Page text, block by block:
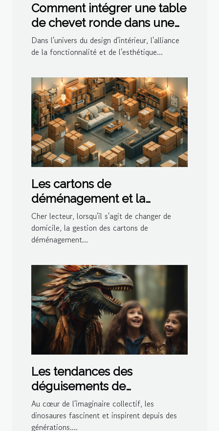
Comment intégrer une table
de chevet ronde dans une
décoration moderne
Dans l'univers du design d'intérieur, l'alliance
de la fonctionnalité et de l'esthétique...
Les cartons de
déménagement et la
gestion de l'espace dans le
logement
Cher lecteur, lorsqu'il s'agit de changer de
domicile, la gestion des cartons de
déménagement...
Les tendances des
déguisements de
dinosaures pour les fêtes à
thème en 2023
Au cœur de l'imaginaire collectif, les
dinosaures fascinent et inspirent depuis des
générations....